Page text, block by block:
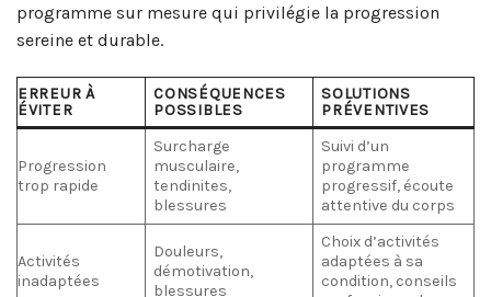
programme sur mesure qui privilégie la progression
sereine et durable.
ERREUR À
ÉVITER
CONSÉQUENCES
POSSIBLES
SOLUTIONS
PRÉVENTIVES
Progression
trop rapide
Surcharge
musculaire,
tendinites,
blessures
Suivi d’un
programme
progressif, écoute
attentive du corps
Activités
inadaptées
Douleurs,
démotivation,
blessures
Choix d’activités
adaptées à sa
condition, conseils